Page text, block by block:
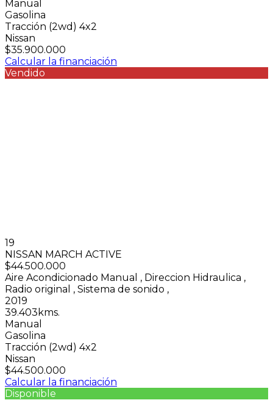
Manual
Gasolina
Tracción (2wd) 4x2
Nissan
$35.900.000
Calcular la financiación
Vendido
19
NISSAN MARCH ACTIVE
$44.500.000
Aire Acondicionado Manual , Direccion Hidraulica ,
Radio original , Sistema de sonido ,
2019
39.403kms.
Manual
Gasolina
Tracción (2wd) 4x2
Nissan
$44.500.000
Calcular la financiación
Disponible